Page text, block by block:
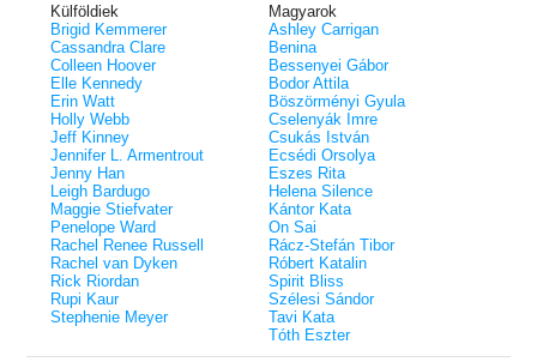
Külföldiek
Brigid Kemmerer
Cassandra Clare
Colleen Hoover
Elle Kennedy
Erin Watt
Holly Webb
Jeff Kinney
Jennifer L. Armentrout
Jenny Han
Leigh Bardugo
Maggie Stiefvater
Penelope Ward
Rachel Renee Russell
Rachel van Dyken
Rick Riordan
Rupi Kaur
Stephenie Meyer
Magyarok
Ashley Carrigan
Benina
Bessenyei Gábor
Bodor Attila
Böszörményi Gyula
Cselenyák Imre
Csukás István
Ecsédi Orsolya
Eszes Rita
Helena Silence
Kántor Kata
On Sai
Rácz-Stefán Tibor
Róbert Katalin
Spirit Bliss
Szélesi Sándor
Tavi Kata
Tóth Eszter